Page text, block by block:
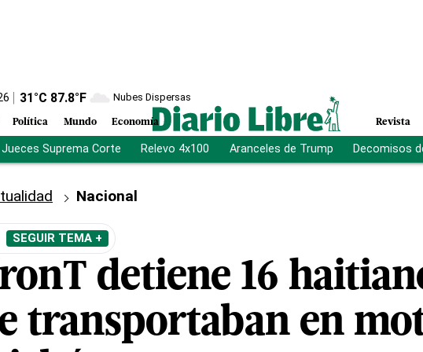
31°C 87.8°F Nubes Dispersas
Política Mundo Economía Revista
Jueces Suprema Corte Relevo 4x100 Aranceles de Trump Decomisos
Nacional
SEGUIR TEMA +
detiene 16
transportaban en